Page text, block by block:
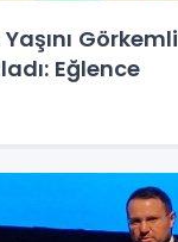
Görkemli
Eğlence